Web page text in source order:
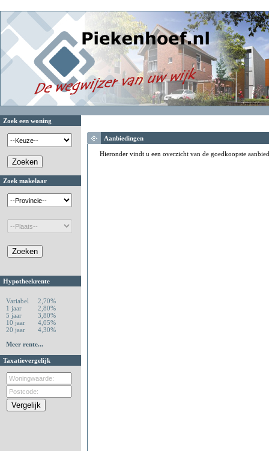
Zoek een woning
Zoek makelaar
Hypotheekrente
Variabel
2,70%
1 jaar
2,80%
5 jaar
3,80%
10 jaar
4,05%
20 jaar
4,30%
Meer rente...
Taxatievergelijk
Aanbiedingen
Hieronder vindt u een overzicht van de goedkoopste